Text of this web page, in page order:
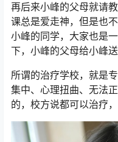
再后来小峰的父母就请
课总是爱走神，但是也
小峰的同学，大家也是
下，小峰的父母给小峰送
所谓的治疗学校，就是
集中、心理扭曲、无法
的，校方说都可以治疗